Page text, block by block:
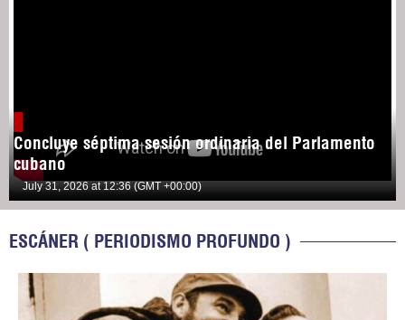
Concluye séptima sesión ordinaria del Parlamento
cubano
July 31, 2026 at 12:36 (GMT +00:00)
ESCÁNER ( PERIODISMO PROFUNDO )